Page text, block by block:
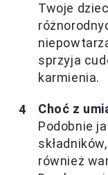
Twoje
sprzyja
karmienia.
Choć z
Podobnie
również